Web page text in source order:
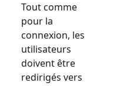
Tout comme
pour la
connexion, les
utilisateurs
doivent être
redirigés vers